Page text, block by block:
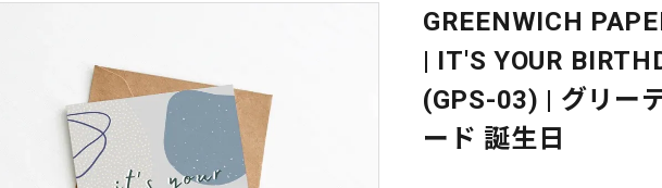
レディースファッ
BEST SELLER /
/ セール OUTLET / アウトレット
GREENWICH
| IT'S YOUR
(GPS-03) | グリー
ード 誕生日